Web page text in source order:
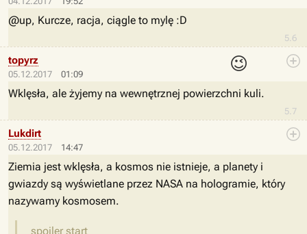
5.6
@up, Kurcze, racja, ciągle to mylę :D
05.12.2017 01:09
😉
5.7
topyrz
Wklęsła, ale żyjemy na wewnętrznej powierzchni kuli.
05.12.2017 14:47
Lukdirt
Ziemia jest wklęsła, a kosmos nie istnieje, a planety i
gwiazdy są wyświetlane przez NASA na hologramie, który
nazywamy kosmosem.
spoiler start